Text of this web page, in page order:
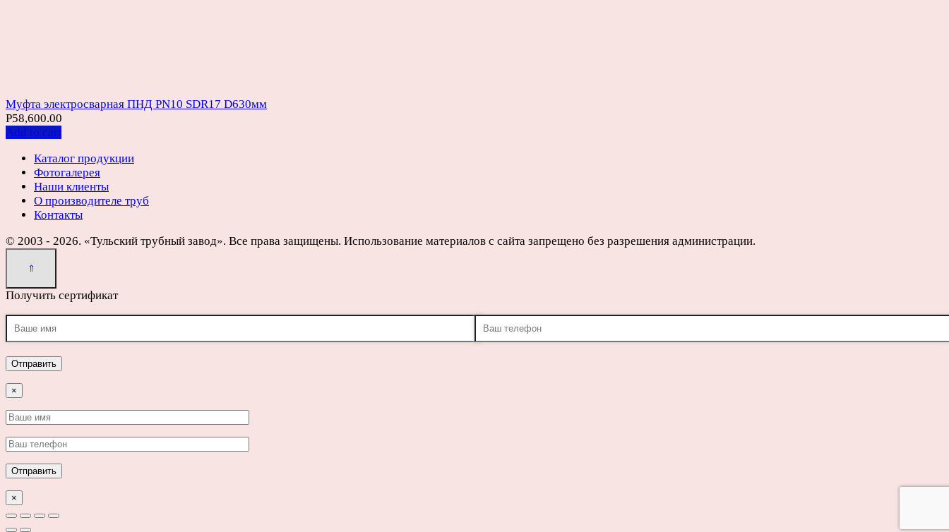
Муфта электросварная ПНД PN10 SDR17 D630мм
Р58,600.00
Add to cart
Каталог продукции
Фотогалерея
Наши клиенты
О производителе труб
Контакты
© 2003 - 2026. «Тульский трубный завод». Все права защищены. Использование материалов с сайта запрещено без разрешения администрации.
Получить сертификат
×
×